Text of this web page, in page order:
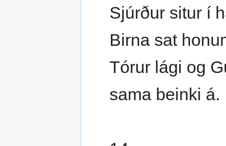
Sjúrður situr í
Birna sat
Tórur lági og
sama beinki á.